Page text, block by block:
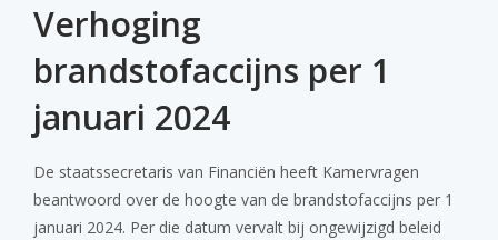
Verhoging
brandstofaccijns per 1
januari 2024
De staatssecretaris van Financiën heeft Kamervragen
beantwoord over de hoogte van de brandstofaccijns per 1
januari 2024. Per die datum vervalt bij ongewijzigd beleid